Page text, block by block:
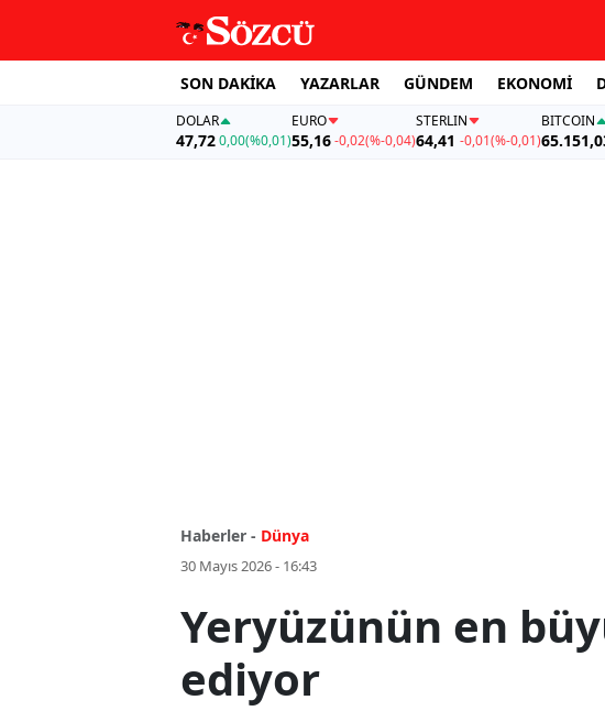
SON DAKİKA YAZARLAR GÜNDEM EKONOMİ
DOLAR
47,720,00(%0,01)
EURO
55,16 -0,02(%-0,04)
STERLIN
64,41 -0,01(%-0,01)
BITCOIN
Haberler - Dünya
30 Mayıs 2026 - 16:43
Yeryüzünün en
ediyor